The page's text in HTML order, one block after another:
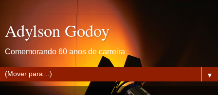
Adylson Godoy
Comemorando 60 anos de carreira
▼